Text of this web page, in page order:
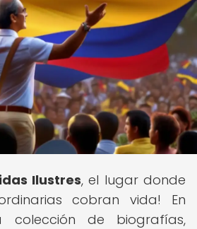
Ilustres, el lugar donde
cobran vida! En
colección de biografías,